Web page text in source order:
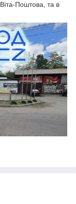
Поштова, та в